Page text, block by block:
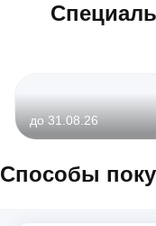
до 31.08.26
Способы